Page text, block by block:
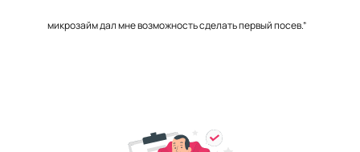
микрозайм дал мне возможность сделать первый посев.”